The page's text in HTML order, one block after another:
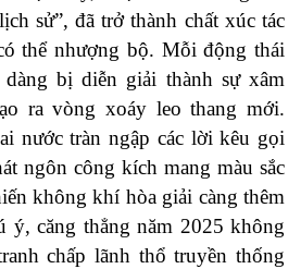
sử”, đã trở thành chất xúc tác
thể nhượng bộ. Mỗi động thái
bị diễn giải thành sự xâm
ra vòng xoáy leo thang mới.
nước tràn ngập các lời kêu gọi
ngôn công kích mang màu sắc
không khí hòa giải càng thêm
ý, căng thẳng năm 2025 không
chấp lãnh thổ truyền thống